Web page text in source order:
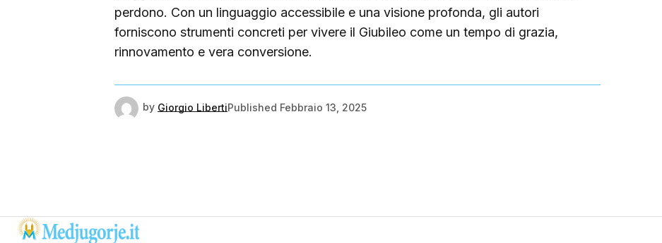
perdono. Con un linguaggio accessibile e una visione profonda, gli autori
forniscono strumenti concreti per vivere il Giubileo come un tempo di grazia,
rinnovamento e vera conversione.
by Giorgio LibertiPublished Febbraio 13, 2025